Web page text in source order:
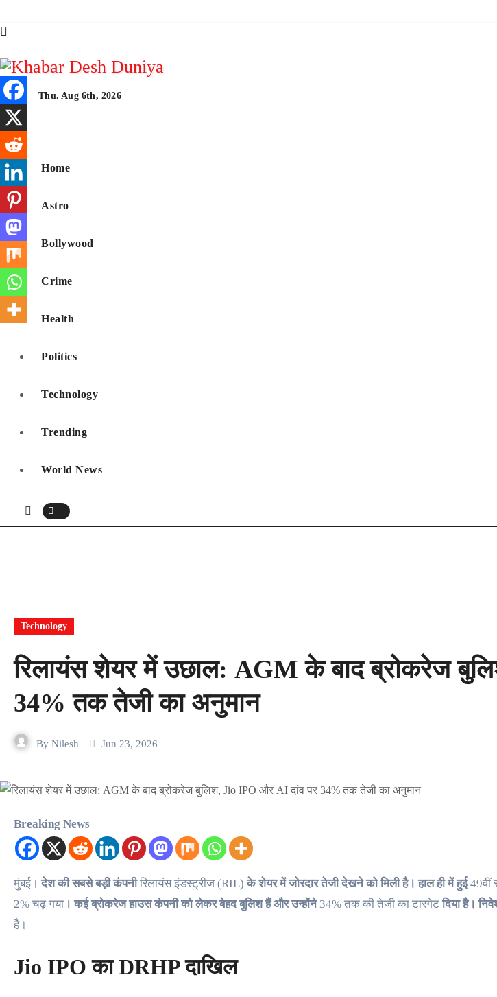
to
Thu. Aug 6th, 2026
Home
Astro
Bollywood
Crime
Health
Politics
Technology
Trending
World News
Technology
रिलायंस शेयर में उछाल: AGM के बाद ब्रोकरेज
34% तक तेजी का अनुमान
By Nilesh Jun 23, 2026
Breaking News
मुंबई। देश की सबसे बड़ी कंपनीरिलायंस इंडस्ट्रीज (RIL) के शेयर में जोरदार तेजी देखने को मिली है। हाल ही में हुई49वीं
2% चढ़ गया । कई ब्रोकरेज हाउस कंपनी को लेकर बेहद बुलिश हैं और उन्होंने34% तक की तेजी का टारगेटदिया है।
है।
Jio IPO का DRHP दाखिल